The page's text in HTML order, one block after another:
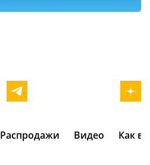
Распродажи Видео Как